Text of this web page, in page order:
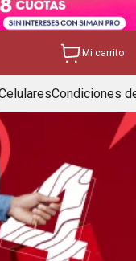
Mi carrito
Condiciones